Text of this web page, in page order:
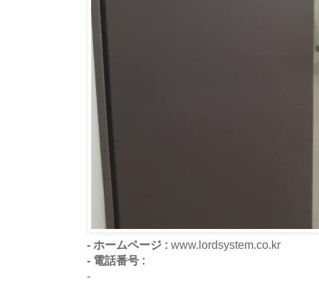
- ホームページ : www.lordsystem.co.kr
- 電話番号 :
-